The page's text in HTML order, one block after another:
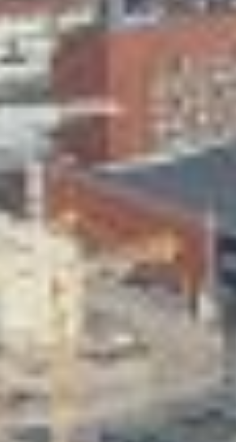
Skeittihalli
Varhaiskasvatus
Ateria- ja välipalamaksut
Mämminiemi
Taideapteekki
Kirjasto
Valon Kaupunki
Lasten Lysti & LystiKylä-festivaali